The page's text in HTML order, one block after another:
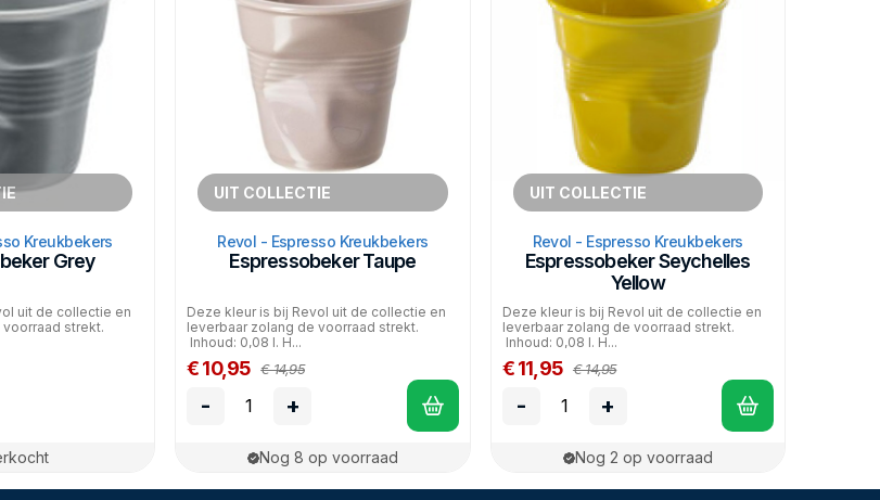
Kreukbekers
Grey
uit de collectie en
strekt.
UIT COLLECTIE
Revol - Espresso Kreukbekers
Espressobeker Taupe
Deze kleur is bij Revol uit de collectie en
leverbaar zolang de voorraad strekt.
Inhoud: 0,08 l. H...
€ 10,95 € 14,95
- +
Nog 8 op voorraad
UIT COLLECTIE
Revol - Espresso Kreukbekers
Espressobeker Seychelles
Yellow
Deze kleur is bij Revol uit de collectie en
leverbaar zolang de voorraad strekt.
Inhoud: 0,08 l. H...
€ 11,95 € 14,95
- +
Nog 2 op voorraad